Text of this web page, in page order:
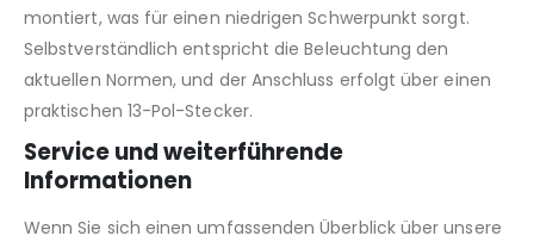
montiert, was für einen niedrigen Schwerpunkt sorgt.
Selbstverständlich entspricht die Beleuchtung den
aktuellen Normen, und der Anschluss erfolgt über einen
praktischen 13-Pol-Stecker.
Service und weiterführende
Informationen
Wenn Sie sich einen umfassenden Überblick über unsere